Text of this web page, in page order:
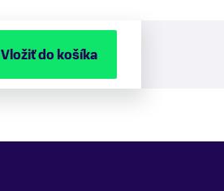
Vložiť do košíka